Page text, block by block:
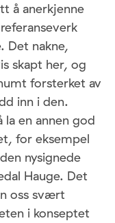
å anerkjenne
Det nakne,
skapt her, og
forsterket av
inn i den.
en annen god
for eksempel
nysignede
Hauge. Det
oss svært
i konseptet